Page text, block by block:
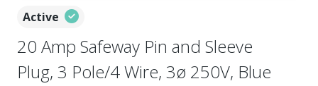
Active
20 Amp Safeway Pin and Sleeve
Plug, 3 Pole/4 Wire, 3ø 250V, Blue